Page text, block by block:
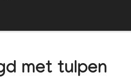
met tulpen